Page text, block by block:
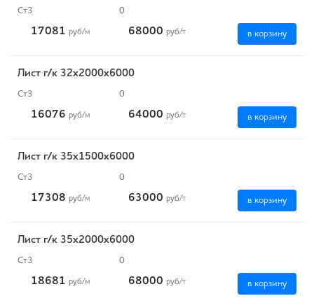
Ст3 0
17081 руб/м 68000 руб/т в корзину
Лист г/к 32х2000х6000
Ст3 0
16076 руб/м 64000 руб/т в корзину
Лист г/к 35х1500х6000
Ст3 0
17308 руб/м 63000 руб/т в корзину
Лист г/к 35х2000х6000
Ст3 0
18681 руб/м 68000 руб/т в корзину